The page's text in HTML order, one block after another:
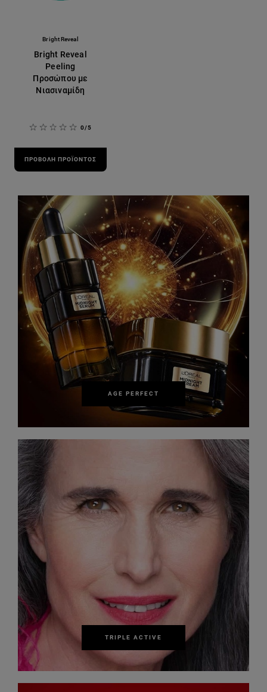
Bright Reveal
Bright Reveal
Peeling
Προσώπου με
Νιασιναμίδη
0/5
ΠΡΟΒΟΛΉ ΠΡΟΪΌΝΤΟΣ
AGE PERFECT
TRIPLE ACTIVE